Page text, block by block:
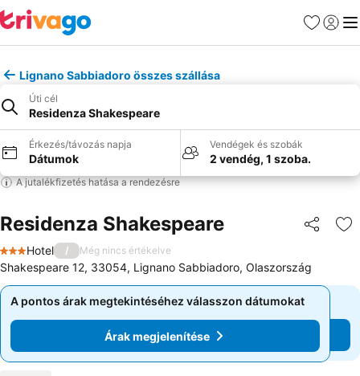
Kedvencek
Lignano Sabbiadoro összes szállása
Úti cél
Residenza Shakespeare
Érkezés/távozás napja
Dátumok
Vendégek és szobák
2 vendég, 1 szoba.
A jutalékfizetés hatása a rendezésre
Residenza Shakespeare
3 Kategória
Hotel / Még nincs értékelve
Shakespeare 12, 33054, Lignano Sabbiadoro, Olaszország
A pontos árak megtekintéséhez válasszon dátumokat
Árak megjelenítése
A pontos árak megtekintéséhez válasszon dátumokat
Árak megjelenítése